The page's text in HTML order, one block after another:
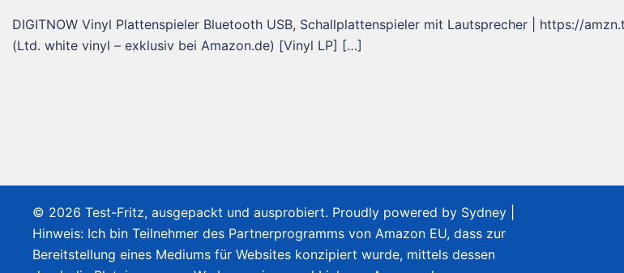
DIGITNOW Vinyl Plattenspieler Bluetooth USB, Schallplattenspieler mit Lautsprecher | https://
(Ltd. white vinyl – exklusiv bei Amazon.de) [Vinyl LP] […]
© 2026 Test-Fritz, ausgepackt und ausprobiert. Proudly powered by Sydney
Hinweis: Ich bin Teilnehmer des Partnerprogramms von Amazon EU, dass zur
Bereitstellung eines Mediums für Websites konzipiert wurde, mittels dessen